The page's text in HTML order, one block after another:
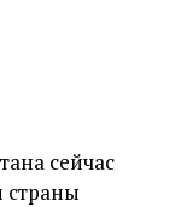
сейчас
страны